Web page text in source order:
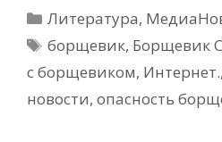
Рубрики
Литература,
Метки
борщевик, Борщевик
с борщевиком, Интернет.,
новости, опасность